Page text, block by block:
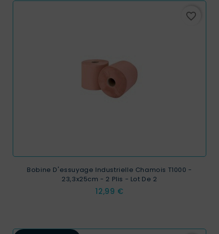
favorite_border
Bobine D'essuyage Industrielle Chamois T1000 -
23,3x25cm - 2 Plis - Lot De 2
Prix
12,99 €